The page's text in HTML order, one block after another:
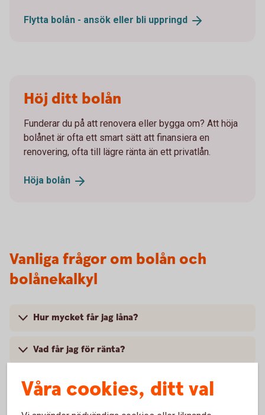
Flytta bolån - ansök eller bli uppringd
Höj ditt bolån
Funderar du på att renovera eller bygga om? Att höja
bolånet är ofta ett smart sätt att finansiera en
renovering, ofta till lägre ränta än ett privatlån.
Höja bolån
Vanliga frågor om bolån och
bolånekalkyl
Hur mycket får jag låna?
Vad får jag för ränta?
Hur mycket måste jag amortera?
Våra cookies, ditt val